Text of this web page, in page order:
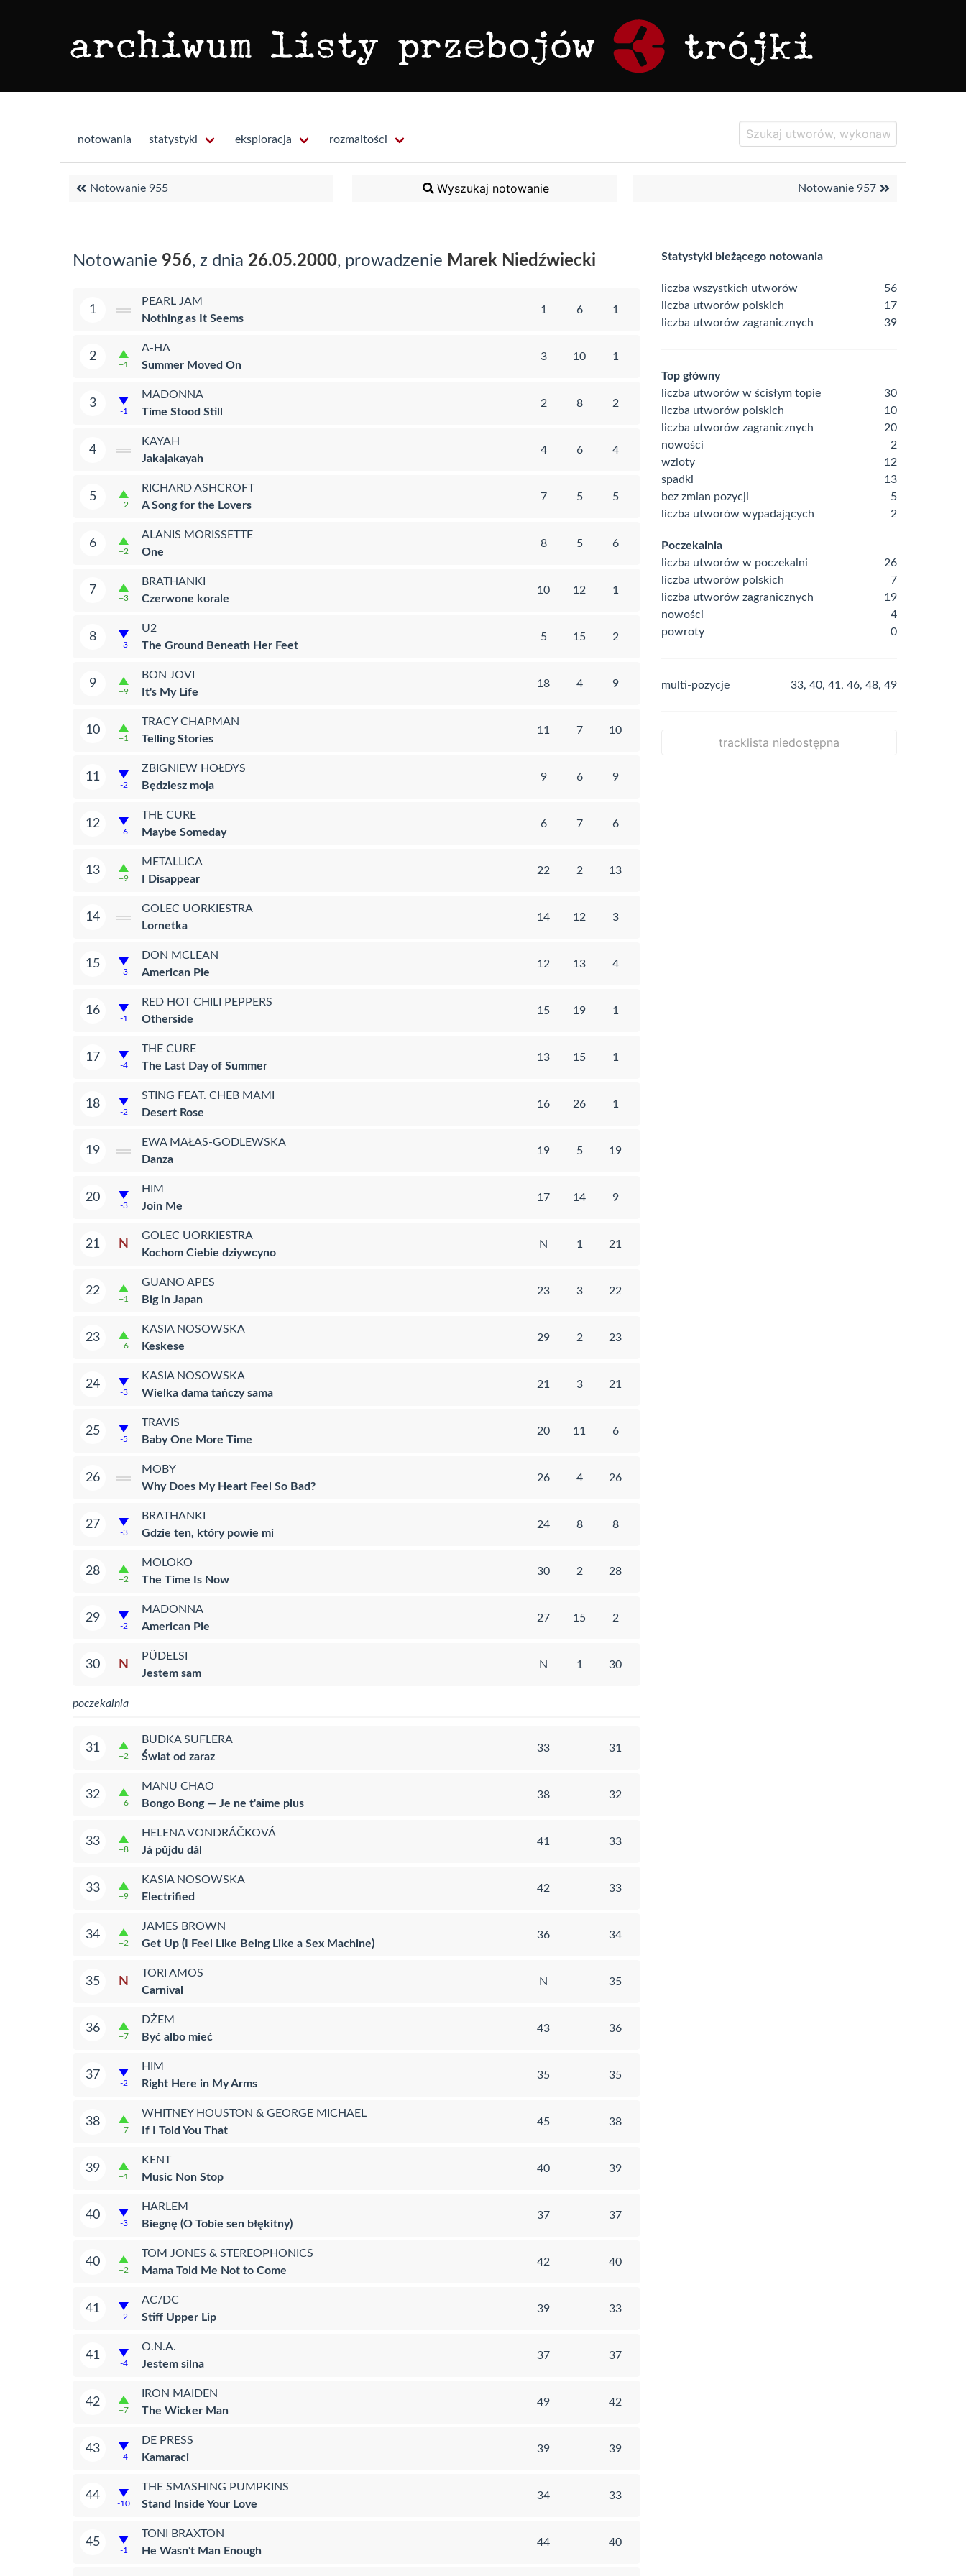
notowania statystyki eksploracja rozmaitości
Notowanie 955 Wyszukaj notowanie Notowanie 957
Notowanie 956, z dnia 26.05.2000, prowadzenie Marek Niedźwiecki
1
PEARL JAM
Nothing as It Seems
1 6 1
2
+1
A-HA
Summer Moved On
3 10 1
3
-1
MADONNA
Time Stood Still
2 8 2
4
KAYAH
Jakajakayah
4 6 4
5
+2
RICHARD ASHCROFT
A Song for the Lovers
7 5 5
6
+2
ALANIS MORISSETTE
One
8 5 6
7
+3
BRATHANKI
Czerwone korale
10 12 1
8
-3
U2
The Ground Beneath Her Feet
5 15 2
9
+9
BON JOVI
It's My Life
18 4 9
10
+1
TRACY CHAPMAN
Telling Stories
11 7 10
11
-2
ZBIGNIEW HOŁDYS
Będziesz moja
9 6 9
12
-6
THE CURE
Maybe Someday
6 7 6
13
+9
METALLICA
I Disappear
22 2 13
14
GOLEC UORKIESTRA
Lornetka
14 12 3
15
-3
DON MCLEAN
American Pie
12 13 4
16
-1
RED HOT CHILI PEPPERS
Otherside
15 19 1
17
-4
THE CURE
The Last Day of Summer
13 15 1
18
-2
STING FEAT. CHEB MAMI
Desert Rose
16 26 1
19
EWA MAŁAS-GODLEWSKA
Danza
19 5 19
20
-3
HIM
Join Me
17 14 9
21 N
GOLEC UORKIESTRA
Kochom Ciebie dziywcyno
N 1 21
22
+1
GUANO APES
Big in Japan
23 3 22
23
+6
KASIA NOSOWSKA
Keskese
29 2 23
24
-3
KASIA NOSOWSKA
Wielka dama tańczy sama
21 3 21
25
-5
TRAVIS
Baby One More Time
20 11 6
26
MOBY
Why Does My Heart Feel So Bad?
26 4 26
27
-3
BRATHANKI
Gdzie ten, który powie mi
24 8 8
28
+2
MOLOKO
The Time Is Now
30 2 28
29
-2
MADONNA
American Pie
27 15 2
30 N
PÜDELSI
Jestem sam
N 1 30
poczekalnia
31
+2
BUDKA SUFLERA
Świat od zaraz
33 31
32
+6
MANU CHAO
Bongo Bong — Je ne t'aime plus
38 32
33
+8
HELENA VONDRÁČKOVÁ
Já půjdu dál
41 33
33
+9
KASIA NOSOWSKA
Electrified
42 33
34
+2
JAMES BROWN
Get Up (I Feel Like Being Like a Sex Machine)
36 34
35 N
TORI AMOS
Carnival
N 35
36
+7
DŻEM
Być albo mieć
43 36
37
-2
HIM
Right Here in My Arms
35 35
38
+7
WHITNEY HOUSTON & GEORGE MICHAEL
If I Told You That
45 38
39
+1
KENT
Music Non Stop
40 39
40
-3
HARLEM
Biegnę (O Tobie sen błękitny)
37 37
40
+2
TOM JONES & STEREOPHONICS
Mama Told Me Not to Come
42 40
41
-2
AC/DC
Stiff Upper Lip
39 33
41
-4
O.N.A.
Jestem silna
37 37
42
+7
IRON MAIDEN
The Wicker Man
49 42
43
-4
DE PRESS
Kamaraci
39 39
44
-10
THE SMASHING PUMPKINS
Stand Inside Your Love
34 33
45
-1
TONI BRAXTON
He Wasn't Man Enough
44 40
Statystyki bieżącego notowania
liczba wszystkich utworów
56
liczba utworów polskich
17
liczba utworów zagranicznych
39
Top główny
liczba utworów w ścisłym topie
30
liczba utworów polskich
10
liczba utworów zagranicznych
20
nowości
2
wzloty
12
spadki
13
bez zmian pozycji
5
liczba utworów wypadających
2
Poczekalnia
liczba utworów w poczekalni
26
liczba utworów polskich
7
liczba utworów zagranicznych
19
nowości
4
powroty
0
multi-pozycje 33, 40, 41, 46, 48, 49
tracklista niedostępna